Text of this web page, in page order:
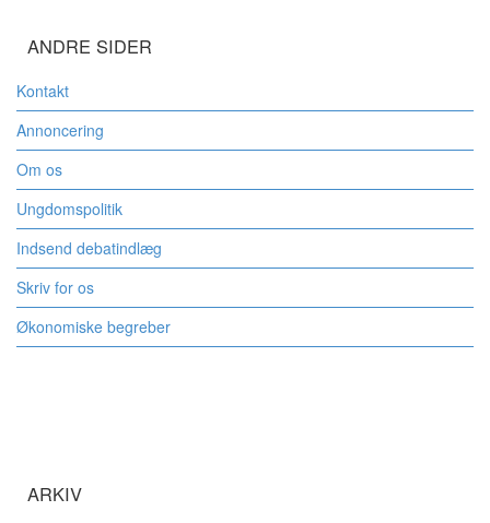
ANDRE SIDER
Kontakt
Annoncering
Om os
Ungdomspolitik
Indsend debatindlæg
Skriv for os
Økonomiske begreber
ARKIV